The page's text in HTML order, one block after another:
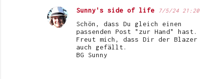
Sunny's side of life 7/5/24 21:20
Schön, dass Du gleich einen
passenden Post "zur Hand" hast.
Freut mich, dass Dir der Blazer
auch gefällt.
BG Sunny